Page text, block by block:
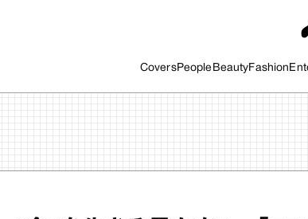
CoversPeople BeautyFashion